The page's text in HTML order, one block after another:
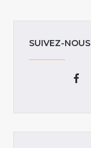
SUIVEZ-NOUS